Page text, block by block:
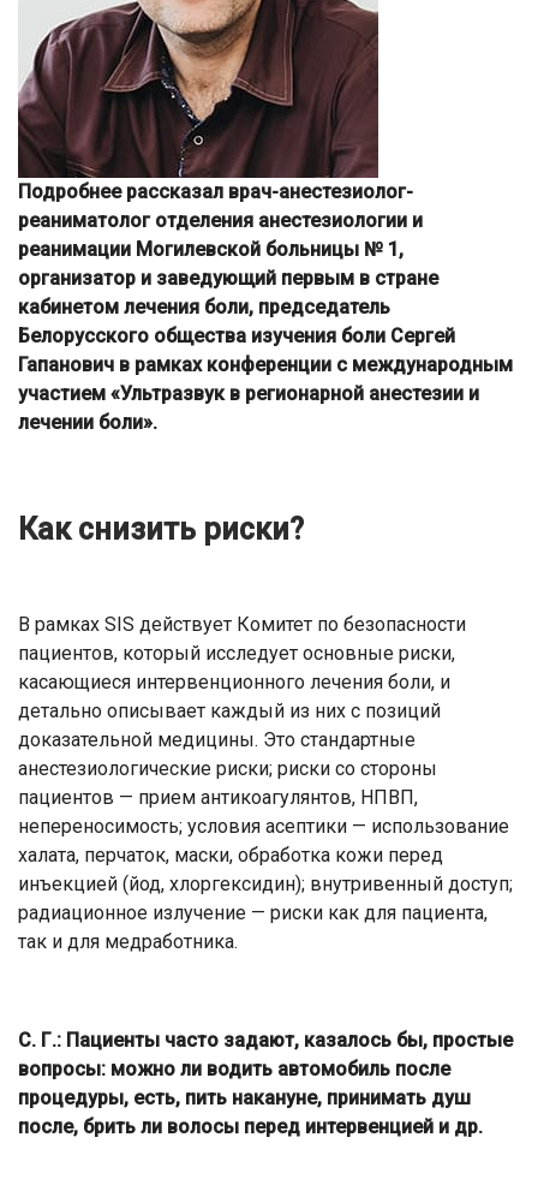
Подробнее рассказал врач-анестезиолог-
реаниматолог отделения анестезиологии и
реанимации Могилевской больницы № 1,
организатор и заведующий первым в стране
кабинетом лечения боли, председатель
Белорусского общества изучения боли Сергей
Гапанович в рамках конференции с международным
участием «Ультразвук в регионарной анестезии и
лечении боли».
Как снизить риски?
В рамках SIS действует Комитет по безопасности
пациентов, который исследует основные риски,
касающиеся интервенционного лечения боли, и
детально описывает каждый из них с позиций
доказательной медицины. Это стандартные
анестезиологические риски; риски со стороны
пациентов — прием антикоагулянтов, НПВП,
непереносимость; условия асептики — использование
халата, перчаток, маски, обработка кожи перед
инъекцией (йод, хлоргексидин); внутривенный доступ;
радиационное излучение — риски как для пациента,
так и для медработника.
С. Г.: Пациенты часто задают, казалось бы, простые
вопросы: можно ли водить автомобиль после
процедуры, есть, пить накануне, принимать душ
после, брить ли волосы перед интервенцией и др.